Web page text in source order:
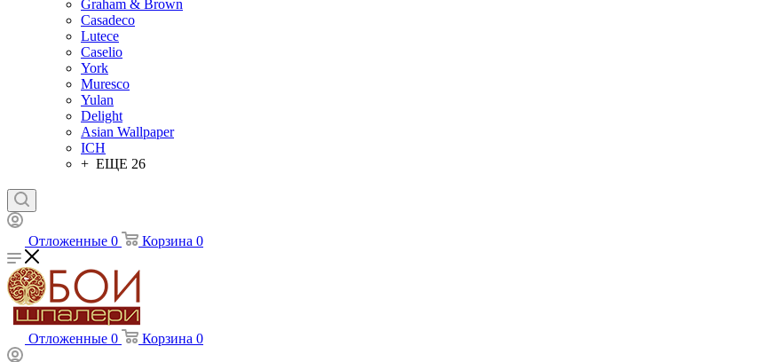
Graham & Brown
Casadeco
Lutece
Caselio
York
Muresco
Yulan
Delight
Asian Wallpaper
ICH
+ ЕЩЕ 26
Отложенные 0 Корзина 0
Отложенные 0 Корзина 0